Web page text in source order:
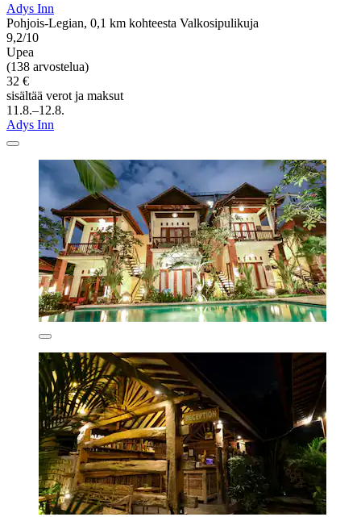
Adys Inn
Pohjois-Legian, 0,1 km kohteesta Valkosipulikuja
9,2/10
Upea
(138 arvostelua)
32 €
sisältää verot ja maksut
11.8.–12.8.
Adys Inn